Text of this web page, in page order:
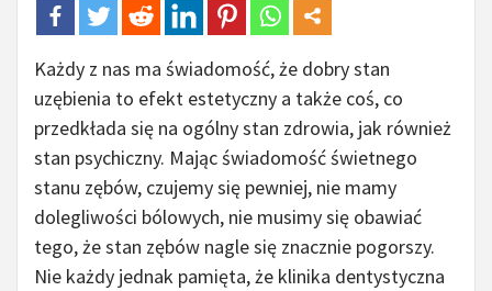
Każdy z nas ma świadomość, że dobry stan
uzębienia to efekt estetyczny a także coś, co
przedkłada się na ogólny stan zdrowia, jak również
stan psychiczny. Mając świadomość świetnego
stanu zębów, czujemy się pewniej, nie mamy
dolegliwości bólowych, nie musimy się obawiać
tego, że stan zębów nagle się znacznie pogorszy.
Nie każdy jednak pamięta, że klinika dentystyczna